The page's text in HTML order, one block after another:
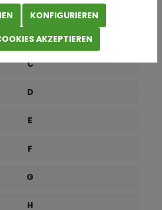
A
B
C
D
E
F
G
H
KONFIGURIEREN
AKZEPTIEREN